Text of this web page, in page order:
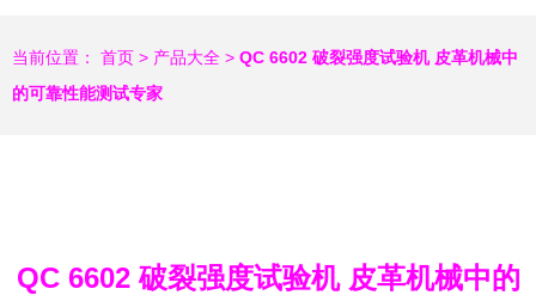
当前位置： 首页 > 产品大全 > QC 6602 破裂强度试验机 皮革机械中
的可靠性能测试专家
QC 6602 破裂强度试验机 皮革机械中的